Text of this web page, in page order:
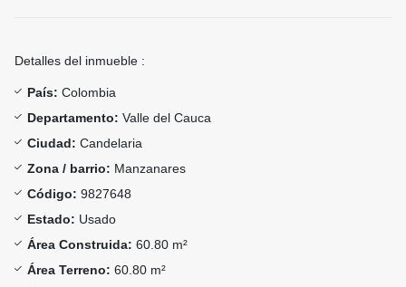
Detalles del inmueble :
País: Colombia
Departamento: Valle del Cauca
Ciudad: Candelaria
Zona / barrio: Manzanares
Código: 9827648
Estado: Usado
Área Construida: 60.80 m²
Área Terreno: 60.80 m²